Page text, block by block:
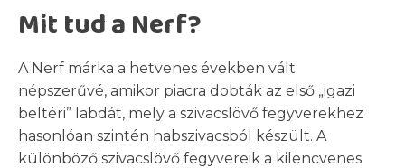
Mit tud a Nerf?
A Nerf márka a hetvenes években vált
népszerűvé, amikor piacra dobták az első „igazi
beltéri” labdát, mely a szivacslövő fegyverekhez
hasonlóan szintén habszivacsból készült. A
különböző szivacslövő fegyvereik a kilencvenes